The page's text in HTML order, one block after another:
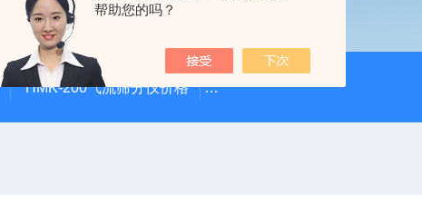
帮助您的吗？
HMK-200气流筛分仪价格 HMK-200空气喷射筛alpine